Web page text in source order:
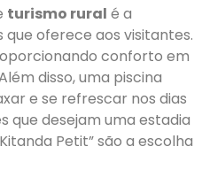
turismo rural é a
oferece aos visitantes.
conforto em
disso, uma piscina
e se refrescar nos dias
que desejam uma estadia
Petit” são a escolha